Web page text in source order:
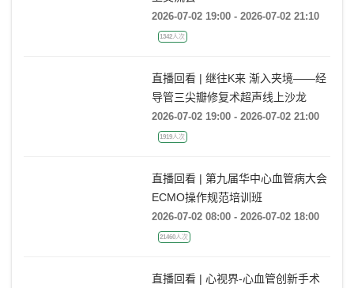
上交流会
2026-07-02 19:00 - 2026-07-02 21:10
直播回看 | 继往K来 渐入夹境——经
导管三尖瓣修复术超声线上沙龙
2026-07-02 19:00 - 2026-07-02 21:00
直播回看 | 第九届华中心血管病大会
ECMO操作规范培训班
2026-07-02 08:00 - 2026-07-02 18:00